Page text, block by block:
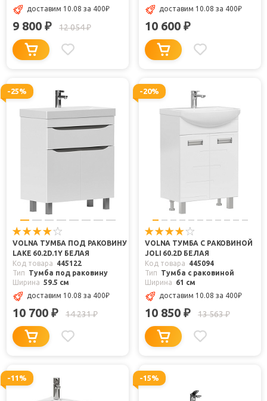
доставим 10.08 за 400₽
9 800 ₽ 12 054₽
доставим 10.08 за 400₽
10 600 ₽
-25%
VOLNA ТУМБА ПОД РАКОВИНУ
LAKE 60.2D.1Y БЕЛАЯ
Код товара
445122
Тип
Тумба под раковину
Ширина 59.5 см
доставим 10.08 за 400₽
10 700 ₽ 14 231₽
-20%
VOLNA ТУМБА С РАКОВИНОЙ
JOLI 60.2D БЕЛАЯ
Код товара
445094
Тип
Тумба с раковиной
Ширина
61 см
доставим 10.08 за 400₽
10 850 ₽ 13 563₽
-11% -15%